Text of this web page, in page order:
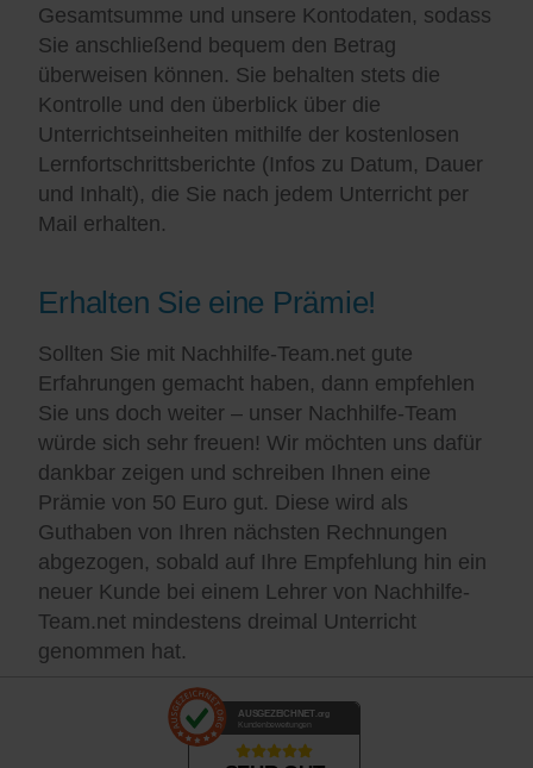
Gesamtsumme und unsere Kontodaten, sodass
Sie anschließend bequem den Betrag
überweisen können. Sie behalten stets die
Kontrolle und den überblick über die
Unterrichtseinheiten mithilfe der kostenlosen
Lernfortschrittsberichte (Infos zu Datum, Dauer
und Inhalt), die Sie nach jedem Unterricht per
Mail erhalten.
Erhalten Sie eine Prämie!
Sollten Sie mit Nachhilfe-Team.net gute
Erfahrungen gemacht haben, dann empfehlen
Sie uns doch weiter – unser Nachhilfe-Team
würde sich sehr freuen! Wir möchten uns dafür
dankbar zeigen und schreiben Ihnen eine
Prämie von 50 Euro gut. Diese wird als
Guthaben von Ihren nächsten Rechnungen
abgezogen, sobald auf Ihre Empfehlung hin ein
neuer Kunde bei einem Lehrer von Nachhilfe-
Team.net mindestens dreimal Unterricht
genommen hat.
AUSGEZEICHNET .org
Kundenbewertungen